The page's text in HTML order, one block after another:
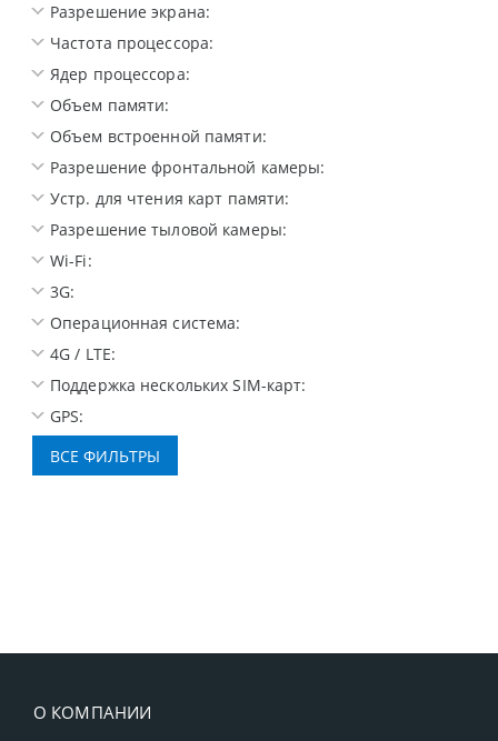
Разрешение экрана:
Частота процессора:
Ядер процессора:
Объем памяти:
Объем встроенной памяти:
Разрешение фронтальной камеры:
Устр. для чтения карт памяти:
Разрешение тыловой камеры:
Wi-Fi:
3G:
Операционная система:
4G / LTE:
Поддержка нескольких SIM-карт:
GPS:
О КОМПАНИИ